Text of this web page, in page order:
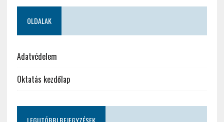
OLDALAK
Adatvédelem
Oktatás kezdőlap